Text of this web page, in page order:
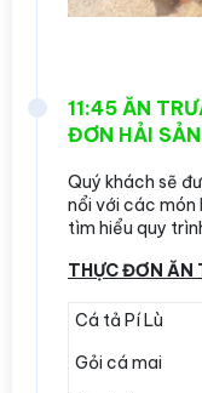
11:45 ĂN
ĐƠN HẢI SẢN
Quý khách sẽ
nổi với các món
tìm hiểu quy
THỰC ĐƠN ĂN
Cá tả Pí Lù
Gỏi cá mai